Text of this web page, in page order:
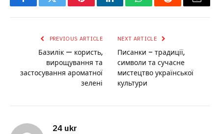
FacebookTwitter PinterestLinkedInWhatsAppReddit Email
PREVIOUS ARTICLE
Базилік — користь,
вирощування та
застосування ароматної
зелені
NEXT ARTICLE
Писанки – традиції,
символи та сучасне
мистецтво української
культури
24 ukr